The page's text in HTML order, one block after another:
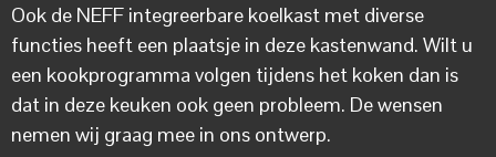
Ook de NEFF integreerbare koelkast met diverse
functies heeft een plaatsje in deze kastenwand. Wilt u
een kookprogramma volgen tijdens het koken dan is
dat in deze keuken ook geen probleem. De wensen
nemen wij graag mee in ons ontwerp.